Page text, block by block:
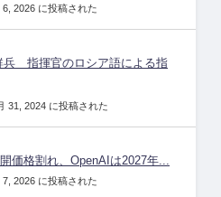
6, 2026 に投稿された
兵 指揮官のロシア語による指
31, 2024 に投稿された
価格割れ、OpenAIは2027年...
7, 2026 に投稿された